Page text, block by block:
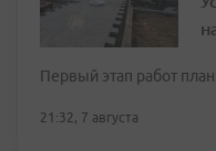
Первый этап работ
21:32, 7 августа